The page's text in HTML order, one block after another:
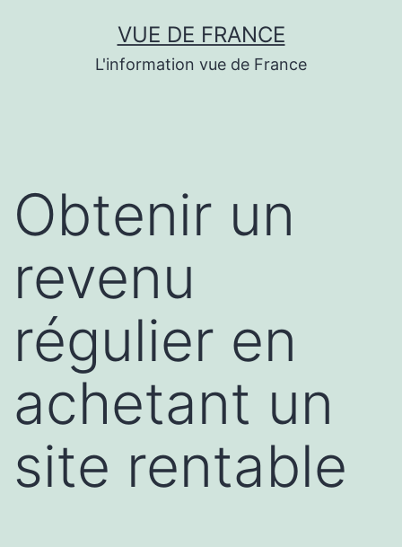
VUE DE FRANCE
L'information vue de France
Obtenir un
revenu
régulier en
achetant un
site rentable